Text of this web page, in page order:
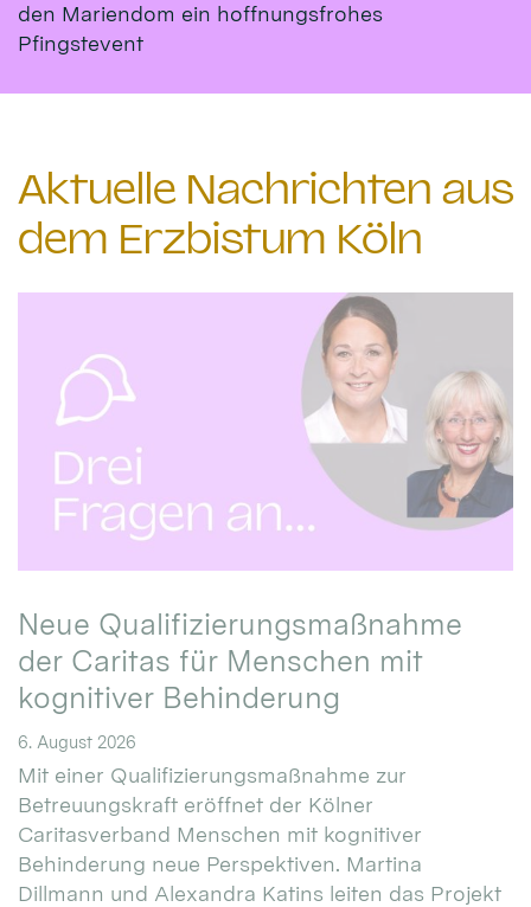
den Mariendom ein hoffnungsfrohes
Pfingstevent
Aktuelle Nachrichten aus
dem Erzbistum Köln
Neue Qualifizierungsmaßnahme
der Caritas für Menschen mit
kognitiver Behinderung
6. August 2026
Mit einer Qualifizierungsmaßnahme zur
Betreuungskraft eröffnet der Kölner
Caritasverband Menschen mit kognitiver
Behinderung neue Perspektiven. Martina
Dillmann und Alexandra Katins leiten das Projekt